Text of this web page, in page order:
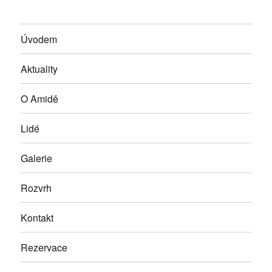
Úvodem
Aktuality
O Amidě
Lidé
Galerie
Rozvrh
Kontakt
Rezervace